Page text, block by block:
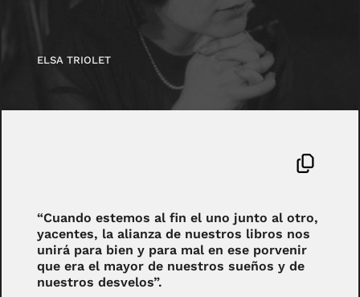
ELSA TRIOLET
“Cuando estemos al fin el uno junto al otro,
yacentes, la alianza de nuestros libros nos
unirá para bien y para mal en ese porvenir
que era el mayor de nuestros sueños y de
nuestros desvelos”.